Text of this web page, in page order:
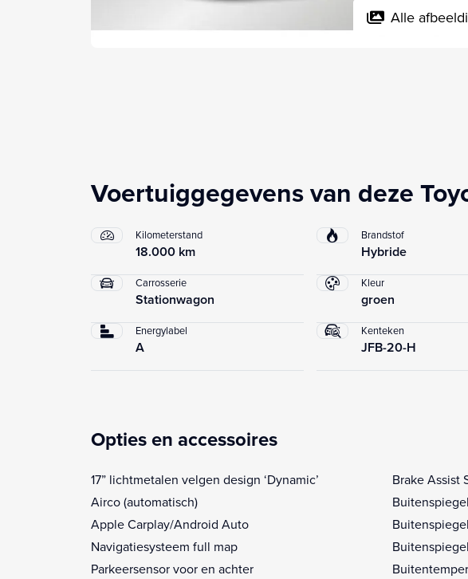
Alle
Voertuiggegevens van deze
Kilometerstand
18.000 km
Brandstof
Hybride
Carrosserie
Stationwagon
Kleur
groen
Energylabel
A
Kenteken
JFB-20-H
Opties en accessoires
17” lichtmetalen velgen design ‘Dynamic’
Airco (automatisch)
Apple Carplay/Android Auto
Navigatiesysteem full map
Parkeersensor voor en achter
Brake Assist